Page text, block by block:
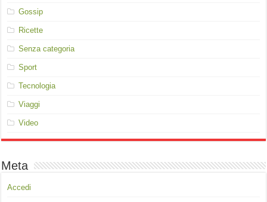
Gossip
Ricette
Senza categoria
Sport
Tecnologia
Viaggi
Video
Meta
Accedi